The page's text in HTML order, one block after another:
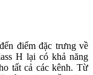
điểm đặc trưng về
H lại có khả năng
tất cả các kênh. Từ